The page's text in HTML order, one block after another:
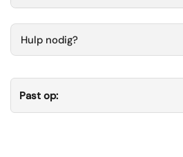
Hulp nodig?
Past op: